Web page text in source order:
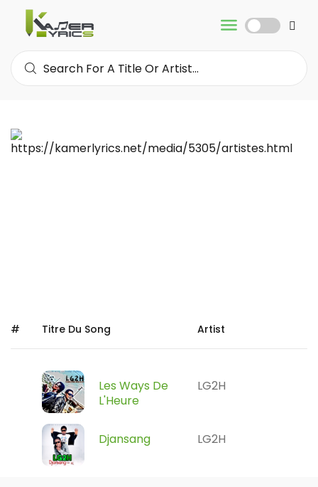
# Titre Du Song Artist
Les Ways De
L'Heure
LG2H
Djansang LG2H